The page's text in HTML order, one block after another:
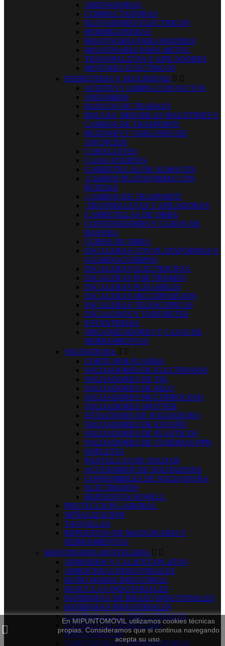
En MIPUNTOMOVIL utilizamos cookies técnicas
propias. Consideramos que si continua navegando
acepta su uso.
ARENADORAS
COMPACTADORAS
ELEVADORES ELECTRICOS
HORMIGONERAS
MAQUNARIA PARA MADERA
MAQUINARIA PARA METAL
TRANSPALETAS Y APILADORES
MOTORES ELECTRICOS
FERRETERIA Y SEGURIDAD  
ACEITES Y LIMPIA CONTACTOS
ANDAMIOS
BANCOS DE TRABAJO
BOLSAS, MOCHILAS MALETINES Y
CARROS DE TRASPORTE
BUZONES Y TABLONES DE
ANUNCIOS
CABALLETES
CAJAS FUERTES
CARRETILLAS DE ALMACEN
.CARROS PLATAFORMA CON
RUEDAS
.CARROS DE TRASPORTE
.TRANSPALETAS Y APILADORAS
CARRETILLAS DE OBRA
CONTENEDORES Y CUBOS DE
BASURA
CUBOS DE OBRA
ESCALERAS CON PLATAFORMAS Y
GUARDACUERPOS
ESCALERAS ELECTRICISTA
ESCALERAS POR TRAMOS
ESCALERAS PLEGABLES
ESCALERAS MULTIPOSICION
ESCALERAS TELESCOPICAS
ESCALONES Y TABURETES
ESTANTERIAS
ORGANIZADORES Y CAJAS DE
HERRAMIENTAS
SOLDADURA  
CORTE POR PLASMA
SOLDADORES DE ELECTRODOS
SOLDADORES DE TIG
SOLDADORES DE HILO
SOLDADORES MULTIPROCESO
SOLDADORES SPOTTER
ESTACIONES DE SOLDADURA
SOLDADORES DE ESTAÑO
SOLDADORES DE PLASTICOS
SOLDADORES DE TUBERIAS PPR
SOPLETES
PANTALLAS DE SOLDAR
ACCESORIOS DE SOLDADURA
CONSUMIBLES DE SOLDADURA
ELECTRODOS
REPUESTOS SOWELL
PROTECCION LABORAL
SEÑALIZACION
TAQUILLAS
REPUESTOS DE MAQUINARIA Y
HERRAMIENTAS
MAQUINARIA HOSTELERIA  
ARMARIOS Y CALIENTAPLATOS
ARROCERAS INDUSTRIALES
BAÑO MARIA INDUSTRIAL
BASCULAS INDUSTRIALES
BATIDORAS DE BRAZO INDUSTRIALES
BATIDORAS INDUSTRIALES
COCINAS A GAS INDUSTRIALES
COCINAS DE INDUCCION
INDUSTRIALES
CORTADORAS Y ENVASADORAS